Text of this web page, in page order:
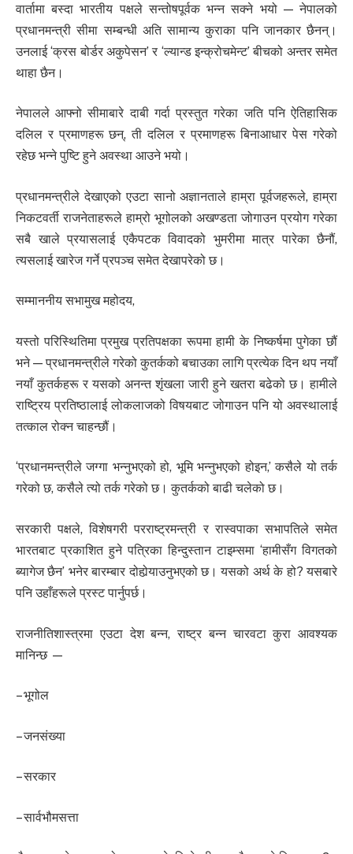
वार्तामा बस्दा भारतीय पक्षले सन्तोषपूर्वक भन्न सक्ने भयो — नेपालको
प्रधानमन्त्री सीमा सम्बन्धी अति सामान्य कुराका पनि जानकार छैनन्।
उनलाई ‘क्रस बोर्डर अकुपेसन’ र ‘ल्यान्ड इन्क्रोचमेन्ट’ बीचको अन्तर समेत
थाहा छैन।
नेपालले आफ्नो सीमाबारे दाबी गर्दा प्रस्तुत गरेका जति पनि ऐतिहासिक
दलिल र प्रमाणहरू छन्, ती दलिल र प्रमाणहरू बिनाआधार पेस गरेको
रहेछ भन्ने पुष्टि हुने अवस्था आउने भयो।
प्रधानमन्त्रीले देखाएको एउटा सानो अज्ञानताले हाम्रा पूर्वजहरूले, हाम्रा
निकटवर्ती राजनेताहरूले हाम्रो भूगोलको अखण्डता जोगाउन प्रयोग गरेका
सबै खाले प्रयासलाई एकैपटक विवादको भुमरीमा मात्र पारेका छैनौं,
त्यसलाई खारेज गर्ने प्रपञ्च समेत देखापरेको छ।
सम्माननीय सभामुख महोदय,
यस्तो परिस्थितिमा प्रमुख प्रतिपक्षका रूपमा हामी के निष्कर्षमा पुगेका छौं
भने — प्रधानमन्त्रीले गरेको कुतर्कको बचाउका लागि प्रत्येक दिन थप नयाँ
नयाँ कुतर्कहरू र यसको अनन्त शृंखला जारी हुने खतरा बढेको छ। हामीले
राष्ट्रिय प्रतिष्ठालाई लोकलाजको विषयबाट जोगाउन पनि यो अवस्थालाई
तत्काल रोक्न चाहन्छौं।
‘प्रधानमन्त्रीले जग्गा भन्नुभएको हो, भूमि भन्नुभएको होइन,’ कसैले यो तर्क
गरेको छ, कसैले त्यो तर्क गरेको छ। कुतर्कको बाढी चलेको छ।
सरकारी पक्षले, विशेषगरी परराष्ट्रमन्त्री र रास्वपाका सभापतिले समेत
भारतबाट प्रकाशित हुने पत्रिका हिन्दुस्तान टाइम्समा ‘हामीसँग विगतको
ब्यागेज छैन’ भनेर बारम्बार दोहोर्‍याउनुभएको छ। यसको अर्थ के हो? यसबारे
पनि उहाँहरूले प्रस्ट पार्नुपर्छ।
राजनीतिशास्त्रमा एउटा देश बन्न, राष्ट्र बन्न चारवटा कुरा आवश्यक
मानिन्छ —
– भूगोल
– जनसंख्या
– सरकार
– सार्वभौमसत्ता